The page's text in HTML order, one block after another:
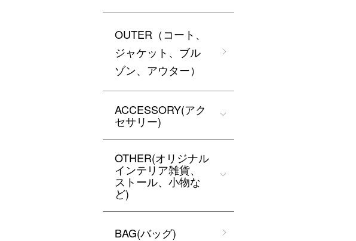
OUTER（コート、
ジャケット、ブル
ゾン、アウター）
ACCESSORY(アク
セサリー)
OTHER(オリジナル
インテリア雑貨、
ストール、小物な
ど)
BAG(バッグ)